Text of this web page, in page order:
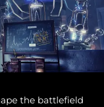
the battlefield